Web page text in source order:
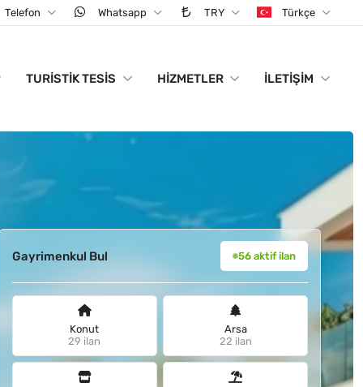
Telefon Whatsapp TRY Türkçe
TURISTIK TESIS HIZMETLER İLETIŞIM
Gayrimenkul Bul 56 aktif ilan
Konut
29 ilan
Arsa
22 ilan